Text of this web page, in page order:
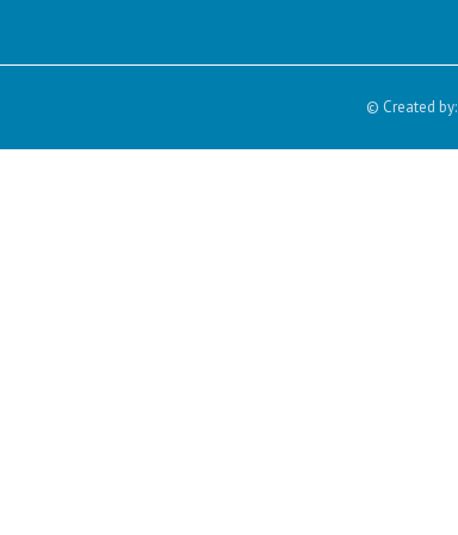
© Created by: